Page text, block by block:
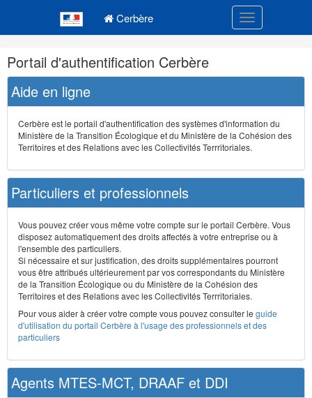
Cerbère Toggle
Navigation
et
outils
annexes
Portail d'authentification Cerbère
Aide en ligne
Cerbère est le portail d'authentification des systèmes d'information du
Ministère de la Transition Écologique et du Ministère de la Cohésion des
Territoires et des Relations avec les Collectivités Terrritoriales.
Particuliers et professionnels
Vous pouvez créer vous même votre compte sur le portail Cerbère. Vous
disposez automatiquement des droits affectés à votre entreprise ou à
l'ensemble des particuliers.
Si nécessaire et sur justification, des droits supplémentaires pourront
vous être attribués ultérieurement par vos correspondants du Ministère
de la Transition Écologique ou du Ministère de la Cohésion des
Territoires et des Relations avec les Collectivités Terrritoriales.
Pour vous aider à créer votre compte vous pouvez consulter le guide
d'utilisation du portail Cerbère à l'usage des professionnels et des
particuliers
Agents MTES-MCT, DRAAF et DDI